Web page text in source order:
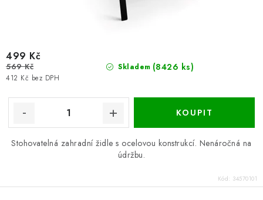
Skladem (8426 ks)
412 Kč bez DPH
499 Kč
569 Kč
Stohovatelná zahradní židle s ocelovou konstrukcí. Nenáročná na
údržbu.
Kód: 34570101